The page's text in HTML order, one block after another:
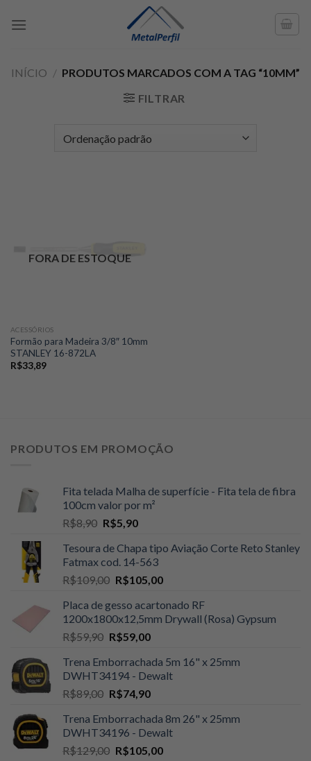
INÍCIO / PRODUTOS MARCADOS COM A TAG “10MM”
FILTRAR
FORA DE ESTOQUE
ACESSÓRIOS
Formão para Madeira 3/8″ 10mm
STANLEY 16-872LA
R$33,89
PRODUTOS EM PROMOÇÃO
Fita telada Malha de superfície - Fita tela de fibra
100cm valor por m²
R$8,90 O
original
era:
R$8,90.
R$5,90O
atual
é:
R$5,90.
Tesoura de Chapa tipo Aviação Corte Reto Stanley
Fatmax cod. 14-563
R$109,00 O
original
era:
R$109,00.
R$105,00O
atual
é:
Placa de gesso acartonado RF
1200x1800x12,5mm Drywall (Rosa) Gypsum
R$59,90 O
original
era:
R$59,90.
R$59,00O
atual
é:
R$59,00.
Trena Emborrachada 5m 16" x 25mm
DWHT34194 - Dewalt
R$89,00 O
original
era:
R$89,00.
R$74,90O
atual
é:
R$74,90.
Trena Emborrachada 8m 26" x 25mm
DWHT34196 - Dewalt
R$129,00 O
R$105,00O